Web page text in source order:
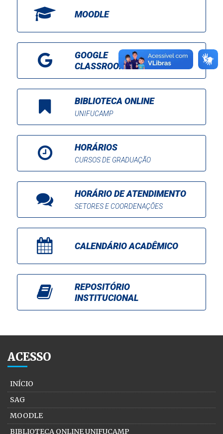
MOODLE
GOOGLE
CLASSROOM
BIBLIOTECA ONLINE
UNIFUCAMP
HORÁRIOS
CURSOS DE GRADUAÇÃO
HORÁRIO DE ATENDIMENTO
SETORES E COORDENAÇÕES
CALENDÁRIO ACADÊMICO
REPOSITÓRIO
INSTITUCIONAL
ACESSO
INÍCIO
SAG
MOODLE
BIBLIOTECA ONLINE UNIFUCAMP